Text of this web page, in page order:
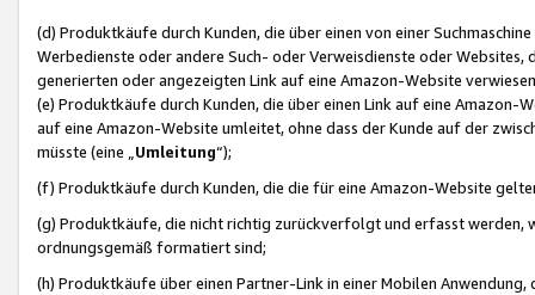
(d) Produktkäufe durch Kunden, die über einen von einer
Werbedienste oder andere Such- oder Verweisdienste oder Websites,
generierten oder angezeigten Link auf eine Amazon-Website
(e) Produktkäufe durch Kunden, die über einen Link auf eine
auf eine Amazon-Website umleitet, ohne dass der Kunde auf der
müsste (eine „ Umleitung“);
(f) Produktkäufe durch Kunden, die die für eine Amazon-Website
(g) Produktkäufe, die nicht richtig zurückverfolgt und erfasst werden,
ordnungsgemäß formatiert sind;
(h) Produktkäufe über einen Partner-Link in einer Mobilen